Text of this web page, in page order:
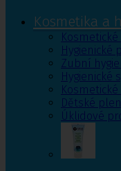
Kosmetika a
Hygienické
Zubní
Hygienické
Dětské
Úklidové